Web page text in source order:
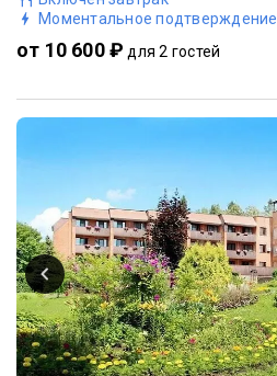
Моментальное подтверждение
от 10 600 ₽ для 2 гостей